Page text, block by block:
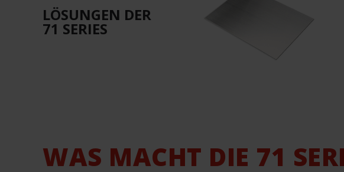
LÖSUNGEN DER
71 SERIES
WAS MACHT DIE 71